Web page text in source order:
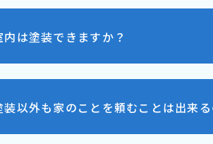
内は塗装できますか？
装以外も家のことを頼むことは出来る